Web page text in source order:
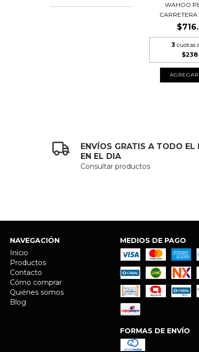
WAHOO
CARRETERA
3 cuotas
ENVÍOS GRATIS A TODO EL
EN EL DIA
Consultar productos
NAVEGACIÓN
Inicio
Productos
Contacto
Cómo comprar
Quiénes somos
Blog
MEDIOS DE PAGO
FORMAS DE ENVÍO